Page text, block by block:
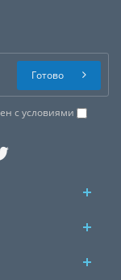
с условиями
Готово